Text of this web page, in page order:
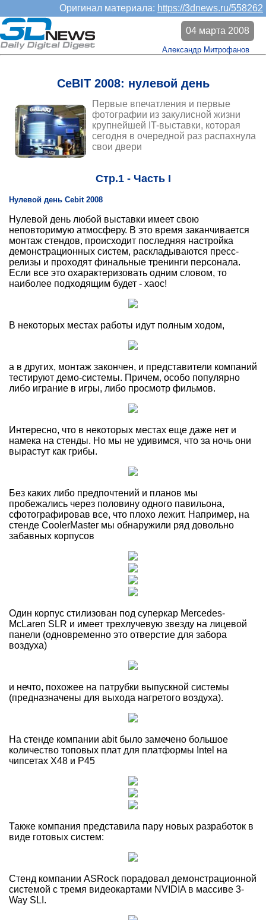
Оригинал материала: https://3dnews.ru/558262
CeBIT 2008: нулевой день
Первые впечатления и первые
фотографии из закулисной жизни
крупнейшей IT-выставки, которая
сегодня в очередной раз распахнула
свои двери
04 марта 2008
Александр Митрофанов
Стр.1 - Часть I
Нулевой день Cebit 2008
Нулевой день любой выставки имеет свою
неповторимую атмосферу. В это время заканчивается
монтаж стендов, происходит последняя настройка
демонстрационных систем, раскладываются пресс-
релизы и проходят финальные тренинги персонала.
Если все это охарактеризовать одним словом, то
наиболее подходящим будет - хаос!
В некоторых местах работы идут полным ходом,
а в других, монтаж закончен, и представители компаний
тестируют демо-системы. Причем, особо популярно
либо играние в игры, либо просмотр фильмов.
Интересно, что в некоторых местах еще даже нет и
намека на стенды. Но мы не удивимся, что за ночь они
вырастут как грибы.
Без каких либо предпочтений и планов мы
пробежались через половину одного павильона,
сфотографировав все, что плохо лежит. Например, на
стенде CoolerMaster мы обнаружили ряд довольно
забавных корпусов
Один корпус стилизован под суперкар Mercedes-
McLaren SLR и имеет трехлучевую звезду на лицевой
панели (одновременно это отверстие для забора
воздуха)
и нечто, похожее на патрубки выпускной системы
(предназначены для выхода нагретого воздуха).
На стенде компании abit было замечено большое
количество топовых плат для платформы Intel на
чипсетах X48 и P45
Также компания представила пару новых разработок в
виде готовых систем:
Стенд компании ASRock порадовал демонстрационной
системой с тремя видеокартами NVIDIA в массиве 3-
Way SLI.